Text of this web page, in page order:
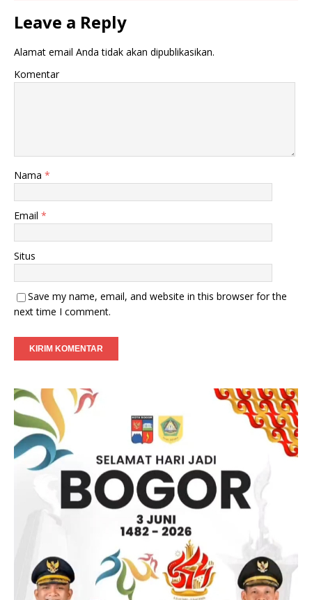
Leave a Reply
Alamat email Anda tidak akan dipublikasikan.
Komentar
Nama *
Email *
Situs
Save my name, email, and website in this browser for the
next time I comment.